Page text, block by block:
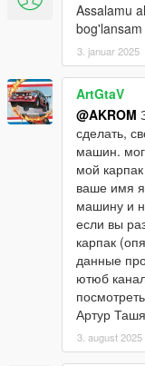
Assalamu
3. januar 2025
ArtGtaV
@AKROM
сделать,
машин.
мой
ваше имя
машину и
если вы
карпак
данные
ютюб
Артур
3. august 2025